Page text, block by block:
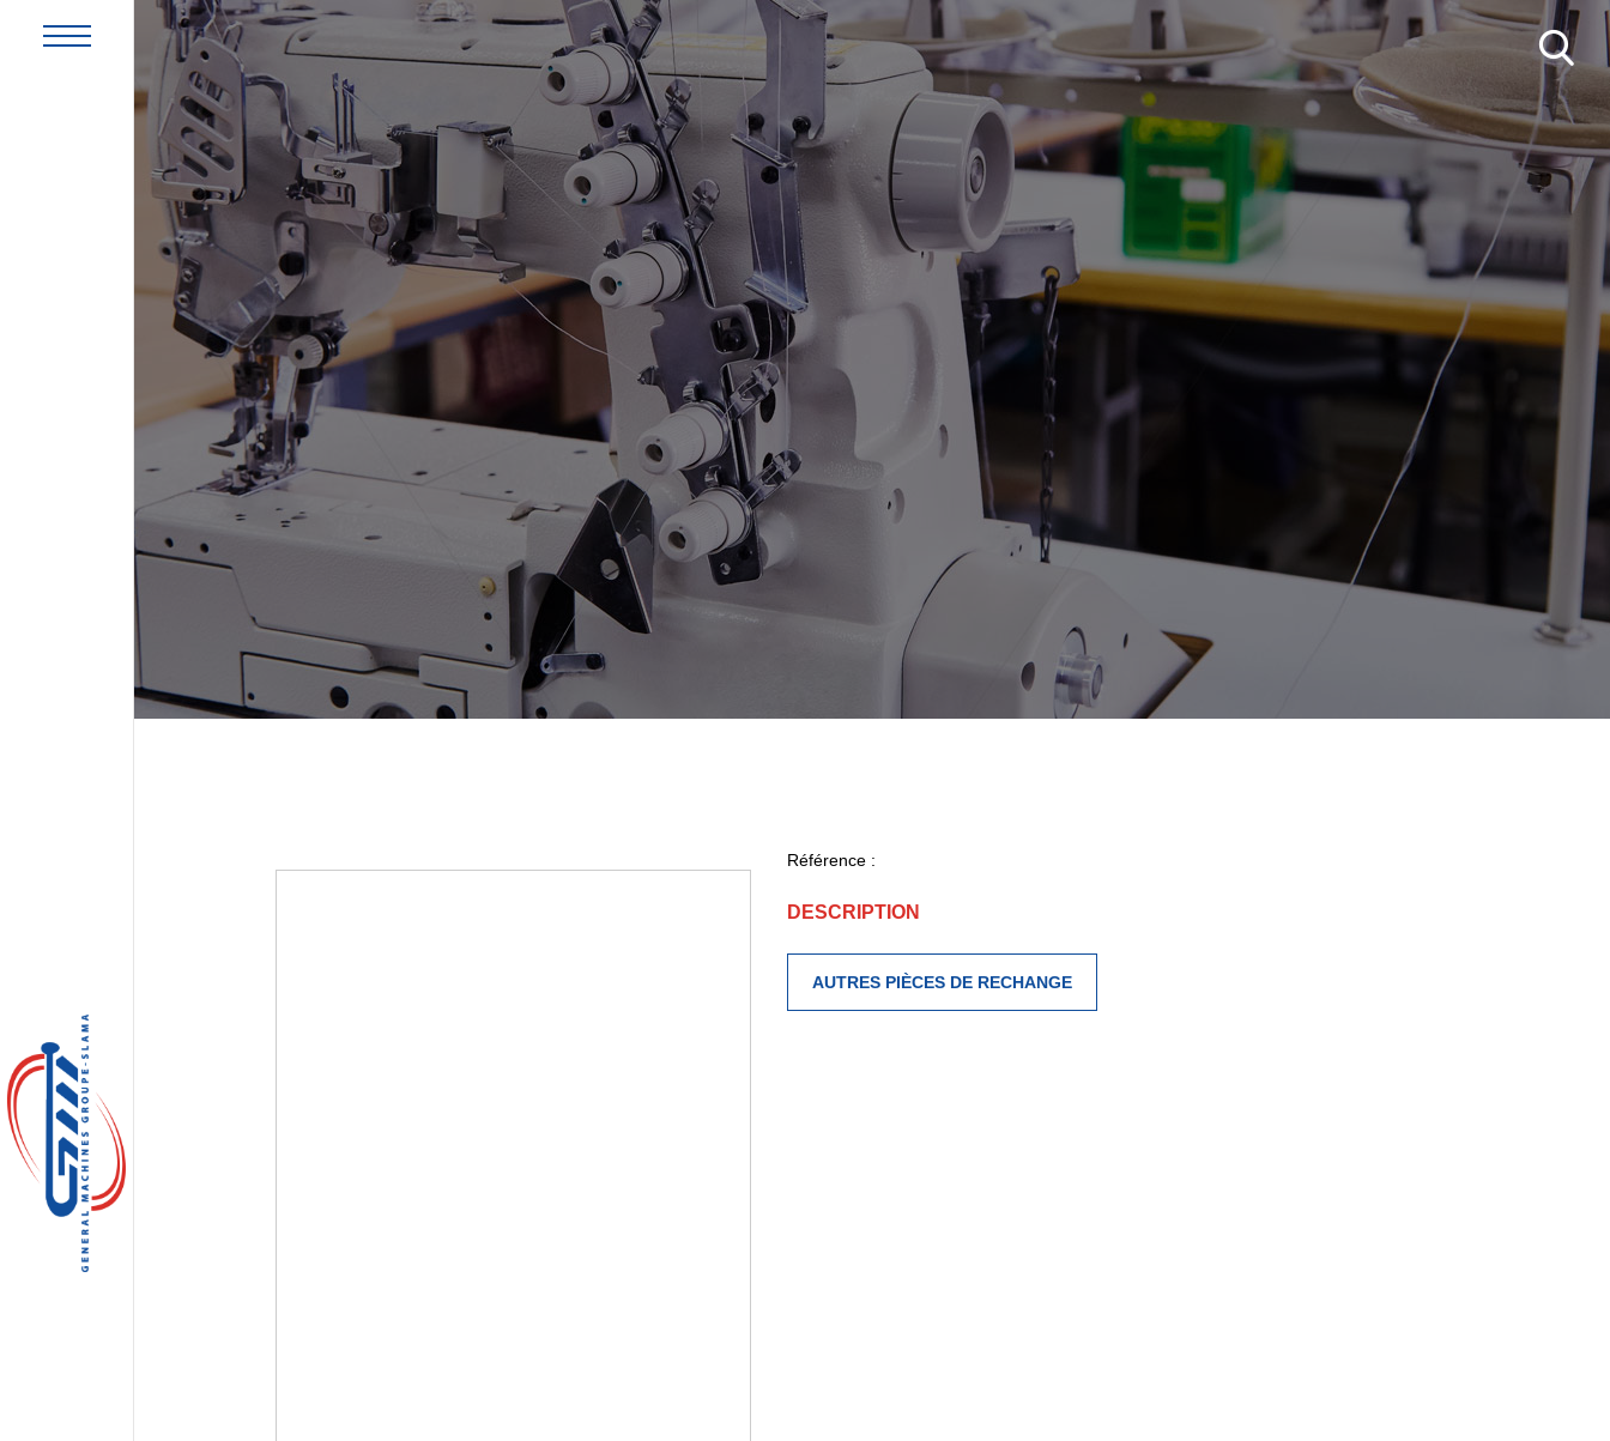
Référence :
DESCRIPTION
AUTRES PIÈCES DE RECHANGE